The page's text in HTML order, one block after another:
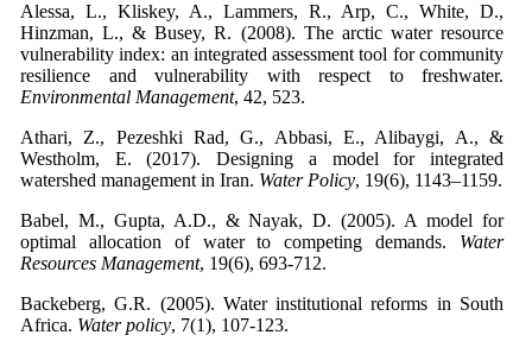
Alessa, L., Kliskey, A., Lammers, R., Arp, C., White, D.,
Hinzman, L., & Busey, R. (2008). The arctic water resource
vulnerability index: an integrated assessment tool for community
resilience and vulnerability with respect to freshwater.
Environmental Management, 42, 523.
Athari, Z., Pezeshki Rad, G., Abbasi, E., Alibaygi, A., &
Westholm, E. (2017). Designing a model for integrated
watershed management in Iran. Water Policy, 19(6), 1143–1159.
Babel, M., Gupta, A.D., & Nayak, D. (2005). A model for
optimal allocation of water to competing demands. Water
Resources Management, 19(6), 693-712.
Backeberg, G.R. (2005). Water institutional reforms in South
Africa. Water policy, 7(1), 107-123.